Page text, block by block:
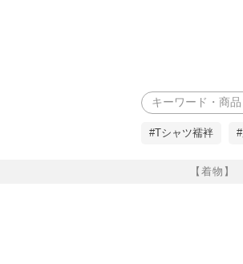
【着物】
検索
#Tシャツ襦袢